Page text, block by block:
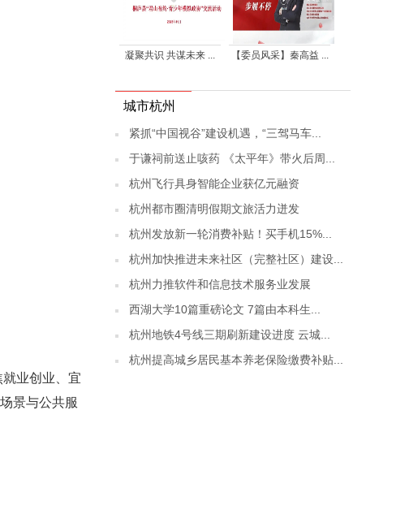
就业创业、宜
景与公共服
凝聚共识 共谋未来 ... 【委员风采】秦高益 ...
城市杭州
紧抓“中国视谷”建设机遇，“三驾马车...
于谦祠前送止咳药 《太平年》带火后周...
杭州飞行具身智能企业获亿元融资
杭州都市圈清明假期文旅活力迸发
杭州发放新一轮消费补贴！买手机15%...
杭州加快推进未来社区（完整社区）建设...
杭州力推软件和信息技术服务业发展
西湖大学10篇重磅论文 7篇由本科生...
杭州地铁4号线三期刷新建设进度 云城...
杭州提高城乡居民基本养老保险缴费补贴...